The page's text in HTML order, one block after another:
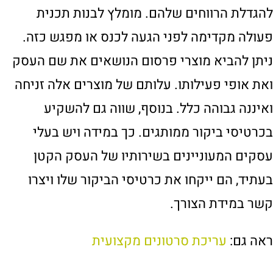
להגדלת הרווחים שלהם. מומלץ לבנות תכנית
פעולה מקדימה לפני הגעה לכנס או מפגש כזה.
ניתן להביא מוצרי פרסום הנושאים את שם העסק
ואת אופי פעילותו. עלותם של מוצרים אלה זניחה
ואיננה גבוהה כלל. בנוסף, שווה גם להשקיע
בכרטיסי ביקור ממותגים. כך במידה ויש בעלי
עסקים המעוניינים בשירותיו של העסק הקטן
בעתיד, הם ייקחו את כרטיסי הביקור שלו ויצרו
קשר במידת הצורך.
ראה גם: עריכת סרטונים מקצועית